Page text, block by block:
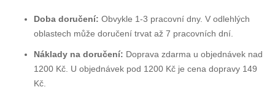
Doba doručení: Obvykle 1-3 pracovní dny. V odlehlých
oblastech může doručení trvat až 7 pracovních dní.
Náklady na doručení: Doprava zdarma u objednávek nad
1200 Kč. U objednávek pod 1200 Kč je cena dopravy 149
Kč.